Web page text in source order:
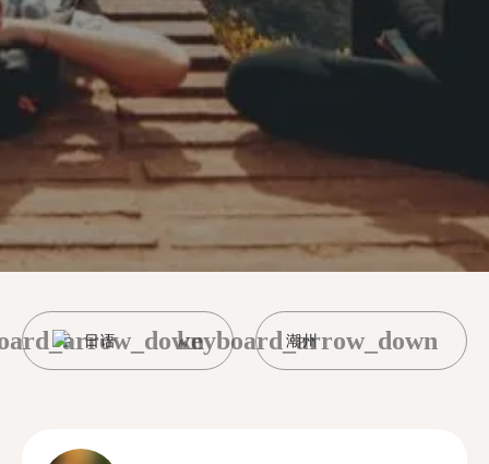
日语 潮州
keyboard_arrow_down